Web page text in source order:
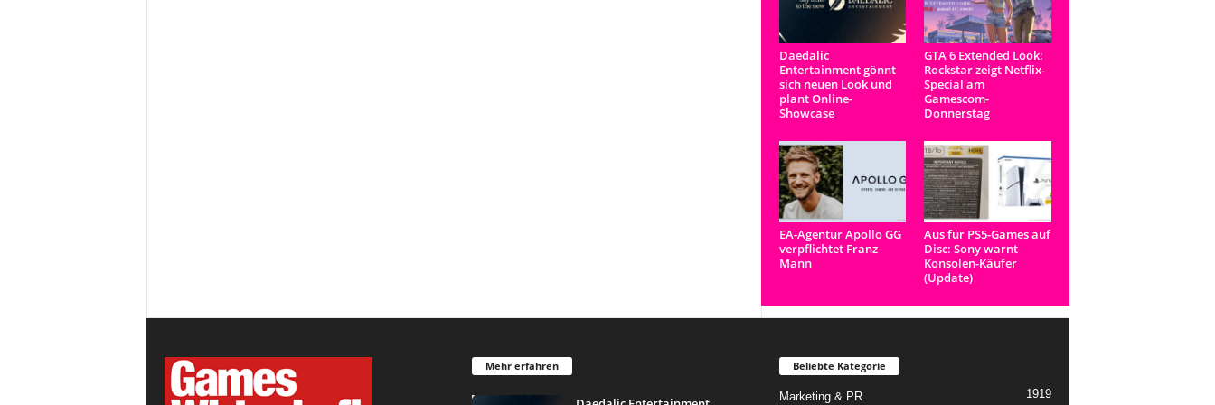
Daedalic
Entertainment gönnt
sich neuen Look und
plant Online-
Showcase
GTA 6 Extended Look:
Rockstar zeigt Netflix-
Special am
Gamescom-
Donnerstag
EA-Agentur Apollo GG
verpflichtet Franz
Mann
Aus für PS5-Games auf
Disc: Sony warnt
Konsolen-Käufer
(Update)
Mehr erfahren Beliebte Kategorie
Marketing & PR 1919